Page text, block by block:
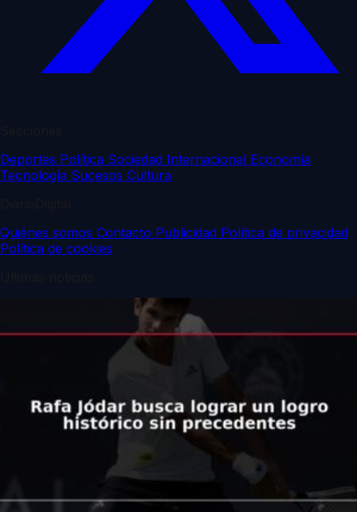
Deportes Política Sociedad Internacional Economía
Tecnología Sucesos Cultura
Quiénes somos Contacto Publicidad Política de privacidad
Política de cookies